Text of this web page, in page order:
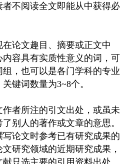
不阅读全文即能从中获得必
在论文趣目、摘要或正文中
容具有实质性意义的词，可
，也可以是各门学科的专业
键词数量为3~8个。
作者所注的引文出处，或虽未
别人的著作或文章的意思。
论文时参考已有研究成果的
研究领域的近期研究成果，
只选主要的引用资料出处